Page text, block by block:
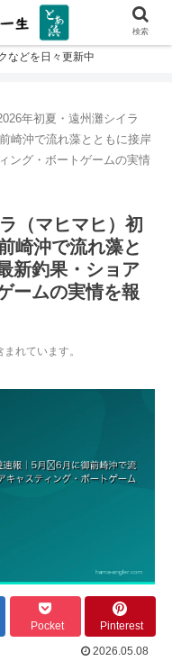
などを日々更新中
年初夏・遠州灘シイラ
崎沖で流れ藻とともに接岸
ング・ボートゲームの実情
（マヒマヒ）初
崎沖で流れ藻と
新釣果・ショア
ームの実情を報
れています。
Pocket
Pinterest
2026.05.08
検索